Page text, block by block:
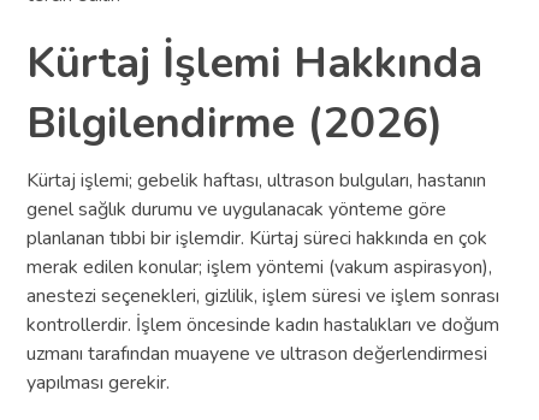
Kürtaj İşlemi Hakkında
Bilgilendirme (2026)
Kürtaj işlemi; gebelik haftası, ultrason bulguları, hastanın
genel sağlık durumu ve uygulanacak yönteme göre
planlanan tıbbi bir işlemdir. Kürtaj süreci hakkında en çok
merak edilen konular; işlem yöntemi (vakum aspirasyon),
anestezi seçenekleri, gizlilik, işlem süresi ve işlem sonrası
kontrollerdir. İşlem öncesinde kadın hastalıkları ve doğum
uzmanı tarafından muayene ve ultrason değerlendirmesi
yapılması gerekir.